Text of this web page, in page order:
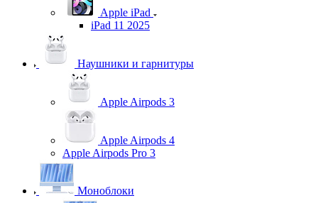
Apple iPad
iPad 11 2025
Наушники и гарнитуры
Apple Airpods 3
Apple Airpods 4
Apple Airpods Pro 3
Моноблоки